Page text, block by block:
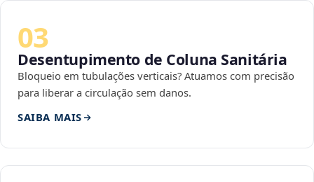
03
Desentupimento de Coluna Sanitária
Bloqueio em tubulações verticais? Atuamos com precisão
para liberar a circulação sem danos.
SAIBA MAIS